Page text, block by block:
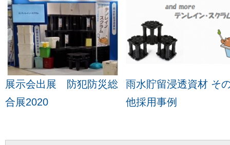
展示会出展 防犯防災総
合展2020
雨水貯留浸透資材 そ
他採用事例